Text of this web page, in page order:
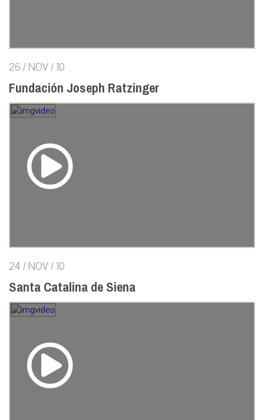
26 / NOV / 10
Fundación Joseph Ratzinger
24 / NOV / 10
Santa Catalina de Siena